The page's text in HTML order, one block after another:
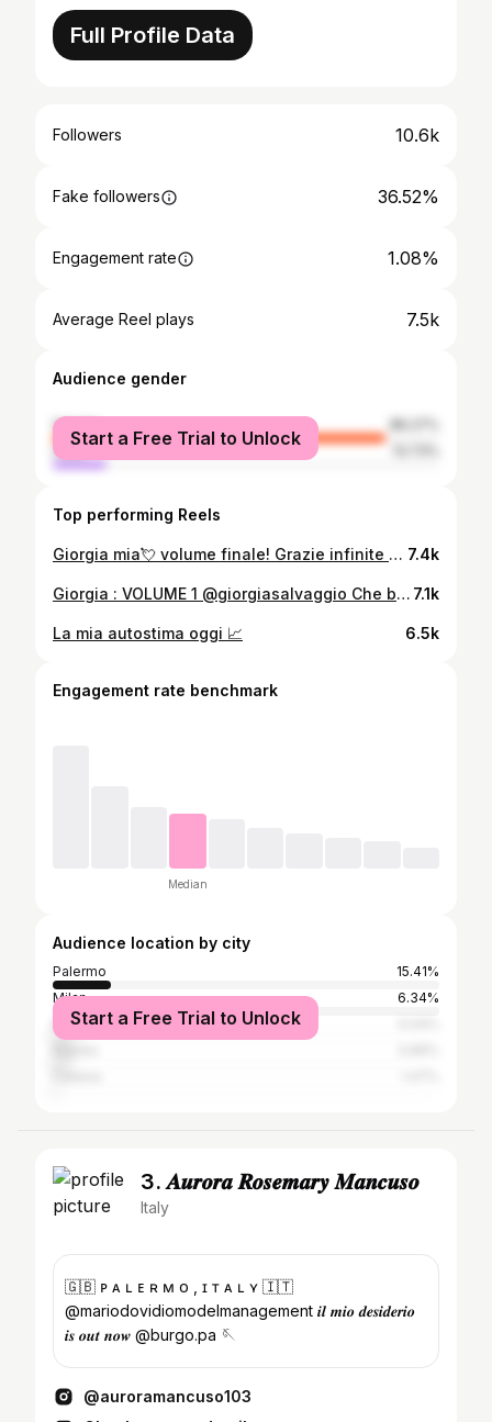
Full Profile Data
Followers 10.6k
Fake followers 36.52%
Engagement rate 1.08%
Average Reel plays 7.5k
Audience gender
female
male
Start a Free Trial to Unlock
Top performing Reels
Giorgia mia💘 volume finale! Grazie infinite per l’amore, l immensa fiducia, l amicizia e la persona che sei! Ti voglio bene, vi auguro il meglio che questa vita possa darvi!! @giorgiasalvaggio ✨💘 Make-up @federicapatellaro_mua Hair @_sergio_martis_ Pre dress @gioiabeachwear Dress @atelierbarbara Flowers @mariamanninofloraldesigner Ph @dagojournal WP @whitenotesweddingplanner Venue @camparia.weddinginsicily @campariafavignana #destinationwedding #palermo #favignana #bride #makeup #hair 7.4k
Giorgia : VOLUME 1 @giorgiasalvaggio Che bello essere cresciute lavorativamente insieme e adesso emozionarci insieme per questo 😭 non vedo l’ora che arrivi il volume 2!!! Make-up @federicapatellaro_mua Hair @_sergio_martis_ #giorgiasalvaggio #federicapatellaro #weddingday #makeup #bridallook #palermo 7.1k
La mia autostima oggi 📈 6.5k
Engagement rate benchmark
Median
Audience location by city
Palermo
15.41%
Milan
6.34%
Rome
Start a Free Trial to Unlock
3. 𝑨𝒖𝒓𝒐𝒓𝒂 𝑹𝒐𝒔𝒆𝒎𝒂𝒓𝒚 𝑴𝒂𝒏𝒄𝒖𝒔𝒐
Italy
🇬🇧 ᴘ ᴀ ʟ ᴇ ʀ ᴍ ᴏ , ɪ ᴛ ᴀ ʟ ʏ 🇮🇹
@mariodovidiomodelmanagement 𝒊𝒍 𝒎𝒊𝒐 𝒅𝒆𝒔𝒊𝒅𝒆𝒓𝒊𝒐
𝒊𝒔 𝒐𝒖𝒕 𝒏𝒐𝒘 @burgo.pa 🪡
@auroramancuso103